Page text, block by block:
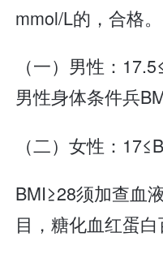
mmol/L的，合格。
（一）男性：
男性身体条件兵
（二）女性：
BMI≥28须加查血
目，糖化血红蛋白